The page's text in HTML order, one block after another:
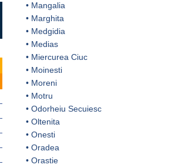
• Mangalia
• Marghita
• Medgidia
• Medias
• Miercurea Ciuc
• Moinesti
• Moreni
• Motru
• Odorheiu Secuiesc
• Oltenita
• Onesti
• Oradea
• Orastie